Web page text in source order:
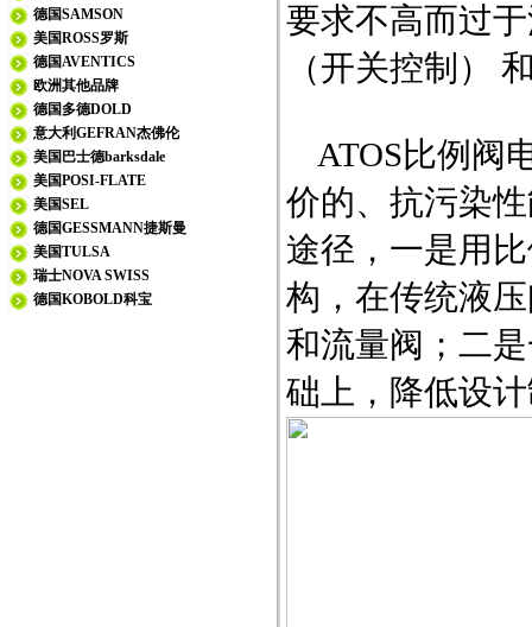
德国SAMSON
美国ROSS罗斯
德国AVENTICS
欧洲其他品牌
德国多德DOLD
意大利GEFRAN杰佛伦
美国巴士德barksdale
美国POSI-FLATE
美国SEL
德国GESSMANN捷斯曼
美国TULSA
瑞士NOVA SWISS
德国KOBOLD科宝
要求不高而过
（开关控制）
ATOS比例阀
价的、抗污染
途径，一是用
构，在传统液
和流量阀；二
础上，降低设